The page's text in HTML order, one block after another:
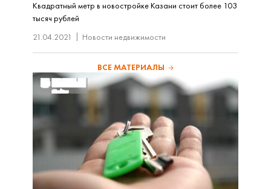
Квадратный метр в новостройке Казани стоит более 103
тысяч рублей
21.04.2021
Новости недвижимости
ВСЕ МАТЕРИАЛЫ